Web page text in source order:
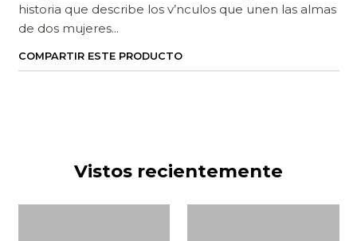
historia que describe los v’nculos que unen las almas
de dos mujeres...
COMPARTIR ESTE PRODUCTO
Vistos recientemente